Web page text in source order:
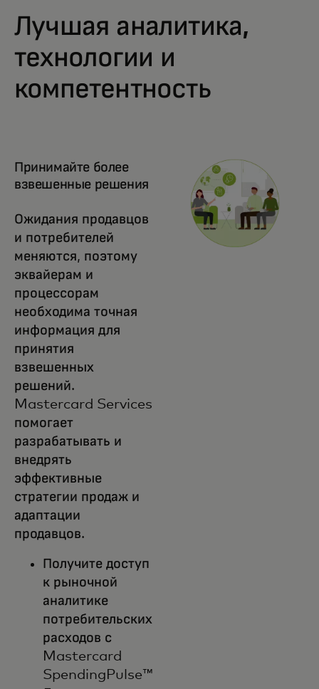
Лучшая аналитика,
технологии и
компетентность
Принимайте более
взвешенные решения
Ожидания продавцов
и потребителей
меняются, поэтому
эквайерам и
процессорам
необходима точная
информация для
принятия
взвешенных
решений.
Mastercard Services
помогает
разрабатывать и
внедрять
эффективные
стратегии продаж и
адаптации
продавцов.
Получите доступ
к рыночной
аналитике
потребительских
расходов с
Mastercard
SpendingPulse™